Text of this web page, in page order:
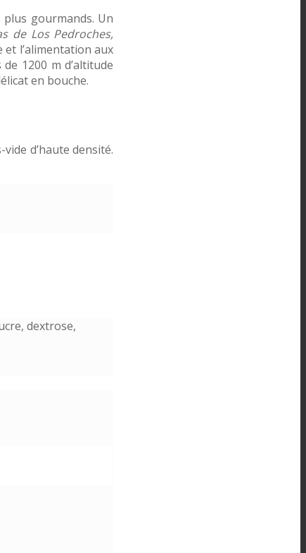
gourmands. Un
de Los Pedroches,
l’alimentation aux
1200 m d’altitude
en bouche.
d’haute densité.
dextrose,